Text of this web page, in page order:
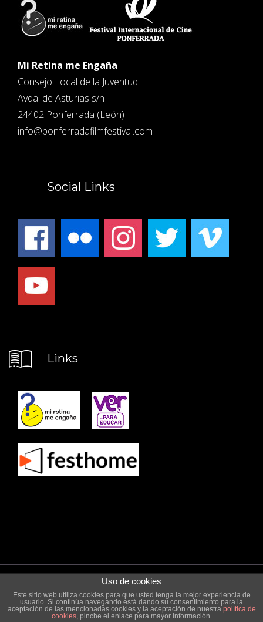
Mi Retina me Engaña
Consejo Local de la Juventud
Avda. de Asturias s/n
24402 Ponferrada (León)
info@ponferradafilmfestival.com
Social Links
Links
© 2016 Mi Retina me Engaña.Aviso Legal y Protección de Datos
(LOPD)|| web byn3web
Uso de cookies
Este sitio web utiliza cookies para que usted tenga la mejor experiencia de
usuario. Si continúa navegando está dando su consentimiento para la
aceptación de las mencionadas cookies y la aceptación de nuestra política de
cookies, pinche el enlace para mayor información.